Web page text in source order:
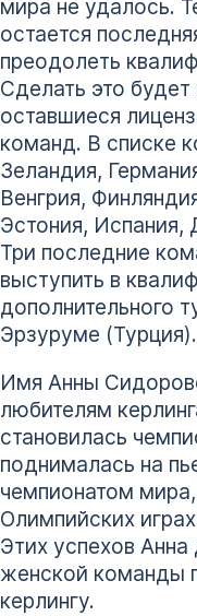
мира не удалось.
остается
преодолеть
Сделать это
оставшиеся
команд. В списке
Зеландия,
Венгрия,
Эстония, Испания,
Три последние
выступить в
дополнительного
Эрзуруме (Турция).
Имя Анны
любителям
становилась
поднималась на
чемпионатом
Олимпийских
Этих успехов
женской команды
керлингу.